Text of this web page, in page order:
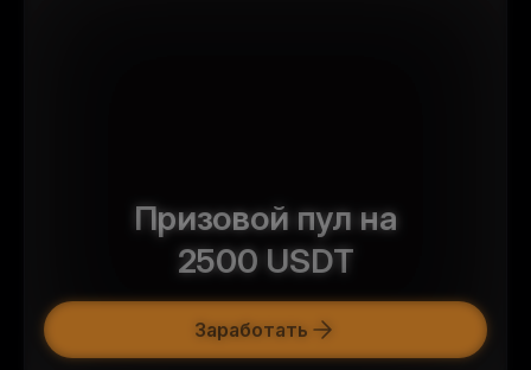
Призовой пул на
2500 USDT
Заработать